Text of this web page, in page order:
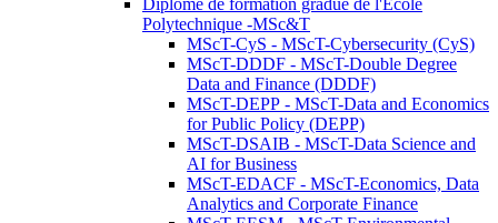
Diplôme de formation gradué de l'Ecole
Polytechnique -MSc&T
MScT-CyS - MScT-Cybersecurity (CyS)
MScT-DDDF - MScT-Double Degree
Data and Finance (DDDF)
MScT-DEPP - MScT-Data and Economics
for Public Policy (DEPP)
MScT-DSAIB - MScT-Data Science and
AI for Business
MScT-EDACF - MScT-Economics, Data
Analytics and Corporate Finance